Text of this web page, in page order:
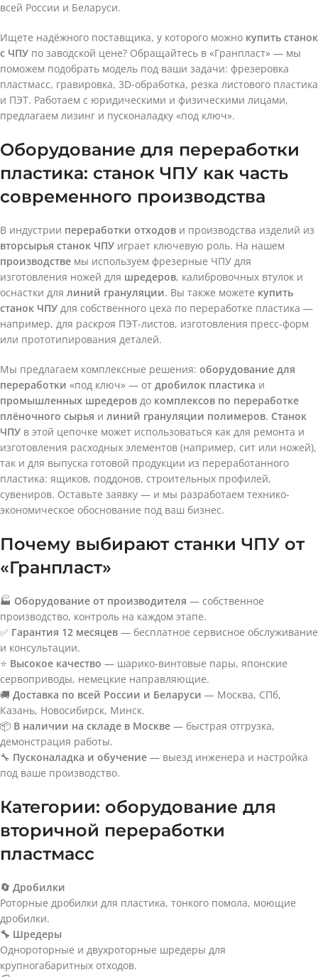
всей России и Беларуси.
Ищете надёжного поставщика, у которого можно купить станок
с ЧПУ по заводской цене? Обращайтесь в «Гранпласт» — мы
поможем подобрать модель под ваши задачи: фрезеровка
пластмасс, гравировка, 3D-обработка, резка листового пластика
и ПЭТ. Работаем с юридическими и физическими лицами,
предлагаем лизинг и пусконаладку «под ключ».
Оборудование для переработки
пластика: станок ЧПУ как часть
современного производства
В индустрии переработки отходов и производства изделий из
вторсырья станок ЧПУ играет ключевую роль. На нашем
производстве мы используем фрезерные ЧПУ для
изготовления ножей для шредеров, калибровочных втулок и
оснастки для линий грануляции. Вы также можете купить
станок ЧПУ для собственного цеха по переработке пластика —
например, для раскроя ПЭТ-листов, изготовления пресс-форм
или прототипирования деталей.
Мы предлагаем комплексные решения: оборудование для
переработки «под ключ» — от дробилок пластика и
промышленных шредеров до комплексов по переработке
плёночного сырья и линий грануляции полимеров. Станок
ЧПУ в этой цепочке может использоваться как для ремонта и
изготовления расходных элементов (например, сит или ножей),
так и для выпуска готовой продукции из переработанного
пластика: ящиков, поддонов, строительных профилей,
сувениров. Оставьте заявку — и мы разработаем технико-
экономическое обоснование под ваш бизнес.
Почему выбирают станки ЧПУ от
«Гранпласт»
🏭 Оборудование от производителя — собственное
производство, контроль на каждом этапе.
✅ Гарантия 12 месяцев — бесплатное сервисное обслуживание
и консультации.
⭐ Высокое качество — шарико-винтовые пары, японские
сервоприводы, немецкие направляющие.
🚚 Доставка по всей России и Беларуси — Москва, СПб,
Казань, Новосибирск, Минск.
📦 В наличии на складе в Москве — быстрая отгрузка,
демонстрация работы.
🔧 Пусконаладка и обучение — выезд инженера и настройка
под ваше производство.
Категории: оборудование для
вторичной переработки
пластмасс
🔄 Дробилки
Роторные дробилки для пластика, тонкого помола, моющие
дробилки.
🔧 Шредеры
Однороторные и двухроторные шредеры для
крупногабаритных отходов.